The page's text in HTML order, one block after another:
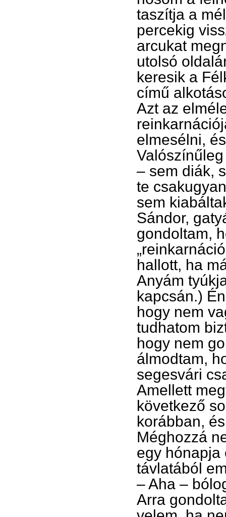
taszítja a
percekig
arcukat
utolsó
keresik a
című
Azt az
elmesélni,
– sem diák,
te
sem
Sándor,
gondoltam,
hallott, ha
Anyám
kapcsán.)
hogy nem
tudhatom
hogy nem
álmodtam,
segesvári
Amellett
következő
korábban,
Méghozzá
egy hónapja
távlatából
– Aha –
Arra